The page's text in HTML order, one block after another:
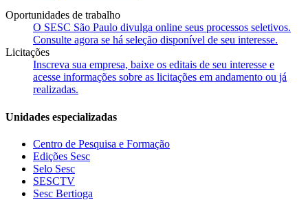
Oportunidades de trabalho
O SESC São Paulo divulga online seus processos seletivos.
Consulte agora se há seleção disponível de seu interesse.
Licitações
Inscreva sua empresa, baixe os editais de seu interesse e
acesse informações sobre as licitações em andamento ou já
realizadas.
Unidades especializadas
Centro de Pesquisa e Formação
Edições Sesc
Selo Sesc
SESCTV
Sesc Bertioga